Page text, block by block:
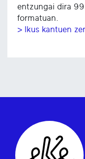
entzungai dira
formatuan.
> Ikus kantuen